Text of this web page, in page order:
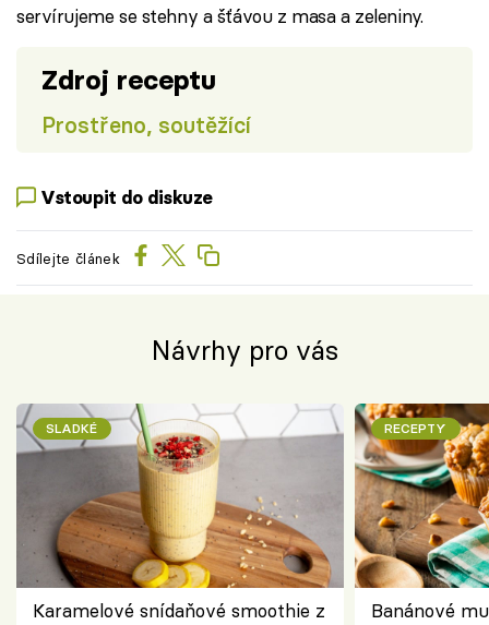
servírujeme se stehny a šťávou z masa a zeleniny.
Zdroj receptu
Prostřeno, soutěžící
Vstoupit do diskuze
Sdílejte článek
Návrhy pro vás
SLADKÉ
Karamelové snídaňové smoothie z
RECEPTY
Banánové